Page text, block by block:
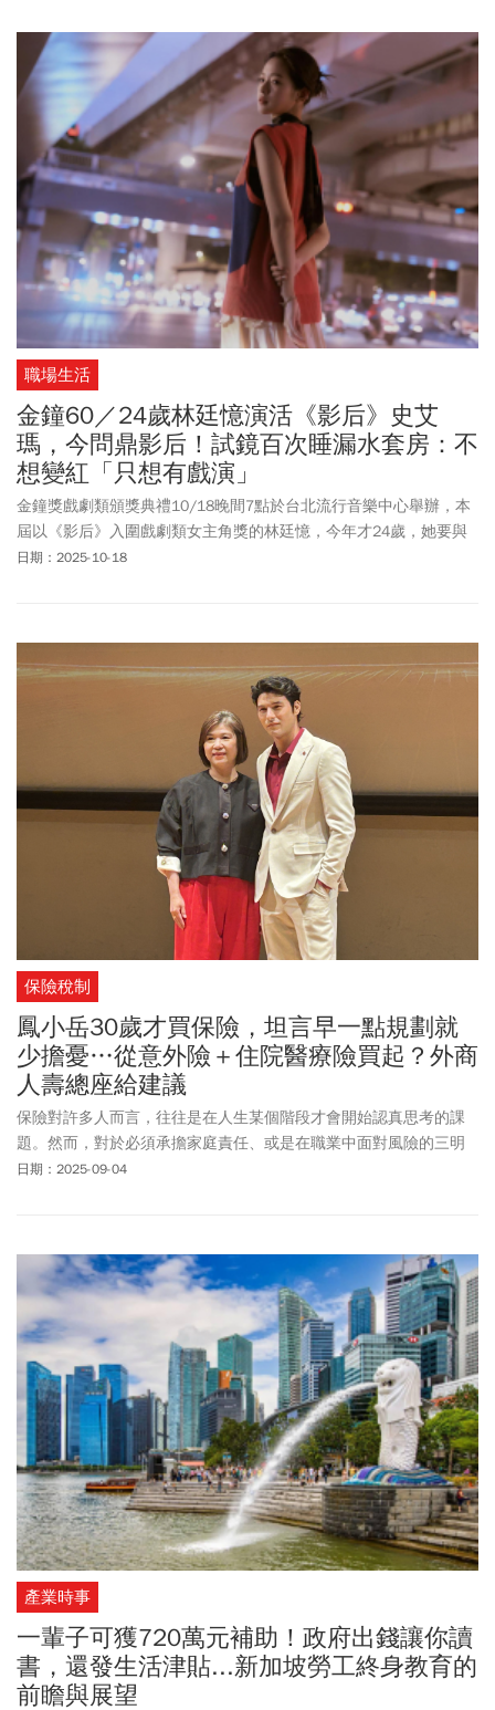
職場生活
金鐘60／24歲林廷憶演活《影后》史艾
瑪，今問鼎影后！試鏡百次睡漏水套房：不
想變紅「只想有戲演」
金鐘獎戲劇類頒獎典禮10/18晚間7點於台北流行音樂中心舉辦，本
屆以《影后》入圍戲劇類女主角獎的林廷憶，今年才24歲，她要與
柯佳嬿、張鈞甯、曾沛慈，以及一起以《影后》入圍的楊謹華、謝
與集氣，得不得獎已非重點，能再次相聚回味拍攝時光才是最幸福
的事」。林廷憶本次要與在2024年12月接受今周刊專訪時曾提到，
不斷遭逢挫折的那段時間，她經常懷疑自己：「是不是沒有天
賦」、「為什麼全世界沒有人要幫我？」但林廷憶並沒有被這些低
潮擊垮，「我是自己最大的黑粉，在別人批評我之前，我已想過500
萬次自己演得有多差了。」她說，勇於承認不足，才有跌倒後再站
起來的勇氣。而以《影后》「史艾瑪」初露鋒芒的林廷憶，現在則
是已準備好飛向更寬廣的天空：「不用變影后，也不想變紅，只要
有戲演就好！」想像未來，林廷憶笑著說，只要快樂就會繼續演下
去。以下為今周刊專訪全文。
日期：2025-10-18
保險稅制
鳳小岳30歲才買保險，坦言早一點規劃就
少擔憂…從意外險＋住院醫療險買起？外商
人壽總座給建議
保險對許多人而言，往往是在人生某個階段才會開始認真思考的課
題。然而，對於必須承擔家庭責任、或是在職業中面對風險的三明
治族來說，保險規劃的重要性更顯而易見。週三（9/3）保誠人壽公
日期：2025-09-04
產業時事
一輩子可獲720萬元補助！政府出錢讓你讀
書，還發生活津貼...新加坡勞工終身教育的
前瞻與展望